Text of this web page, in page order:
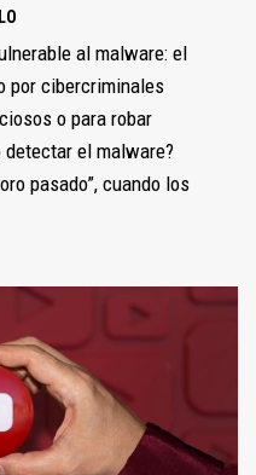
al malware: el
por cibercriminales
o para robar
el malware?
pasado”, cuando los